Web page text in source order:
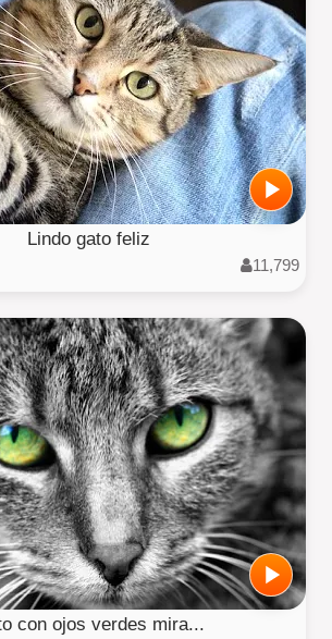
Lindo gato feliz
11,799
con ojos verdes mira...